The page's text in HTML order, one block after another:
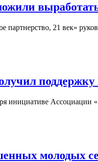
партнерство, 21 век»
инициативе
молодых